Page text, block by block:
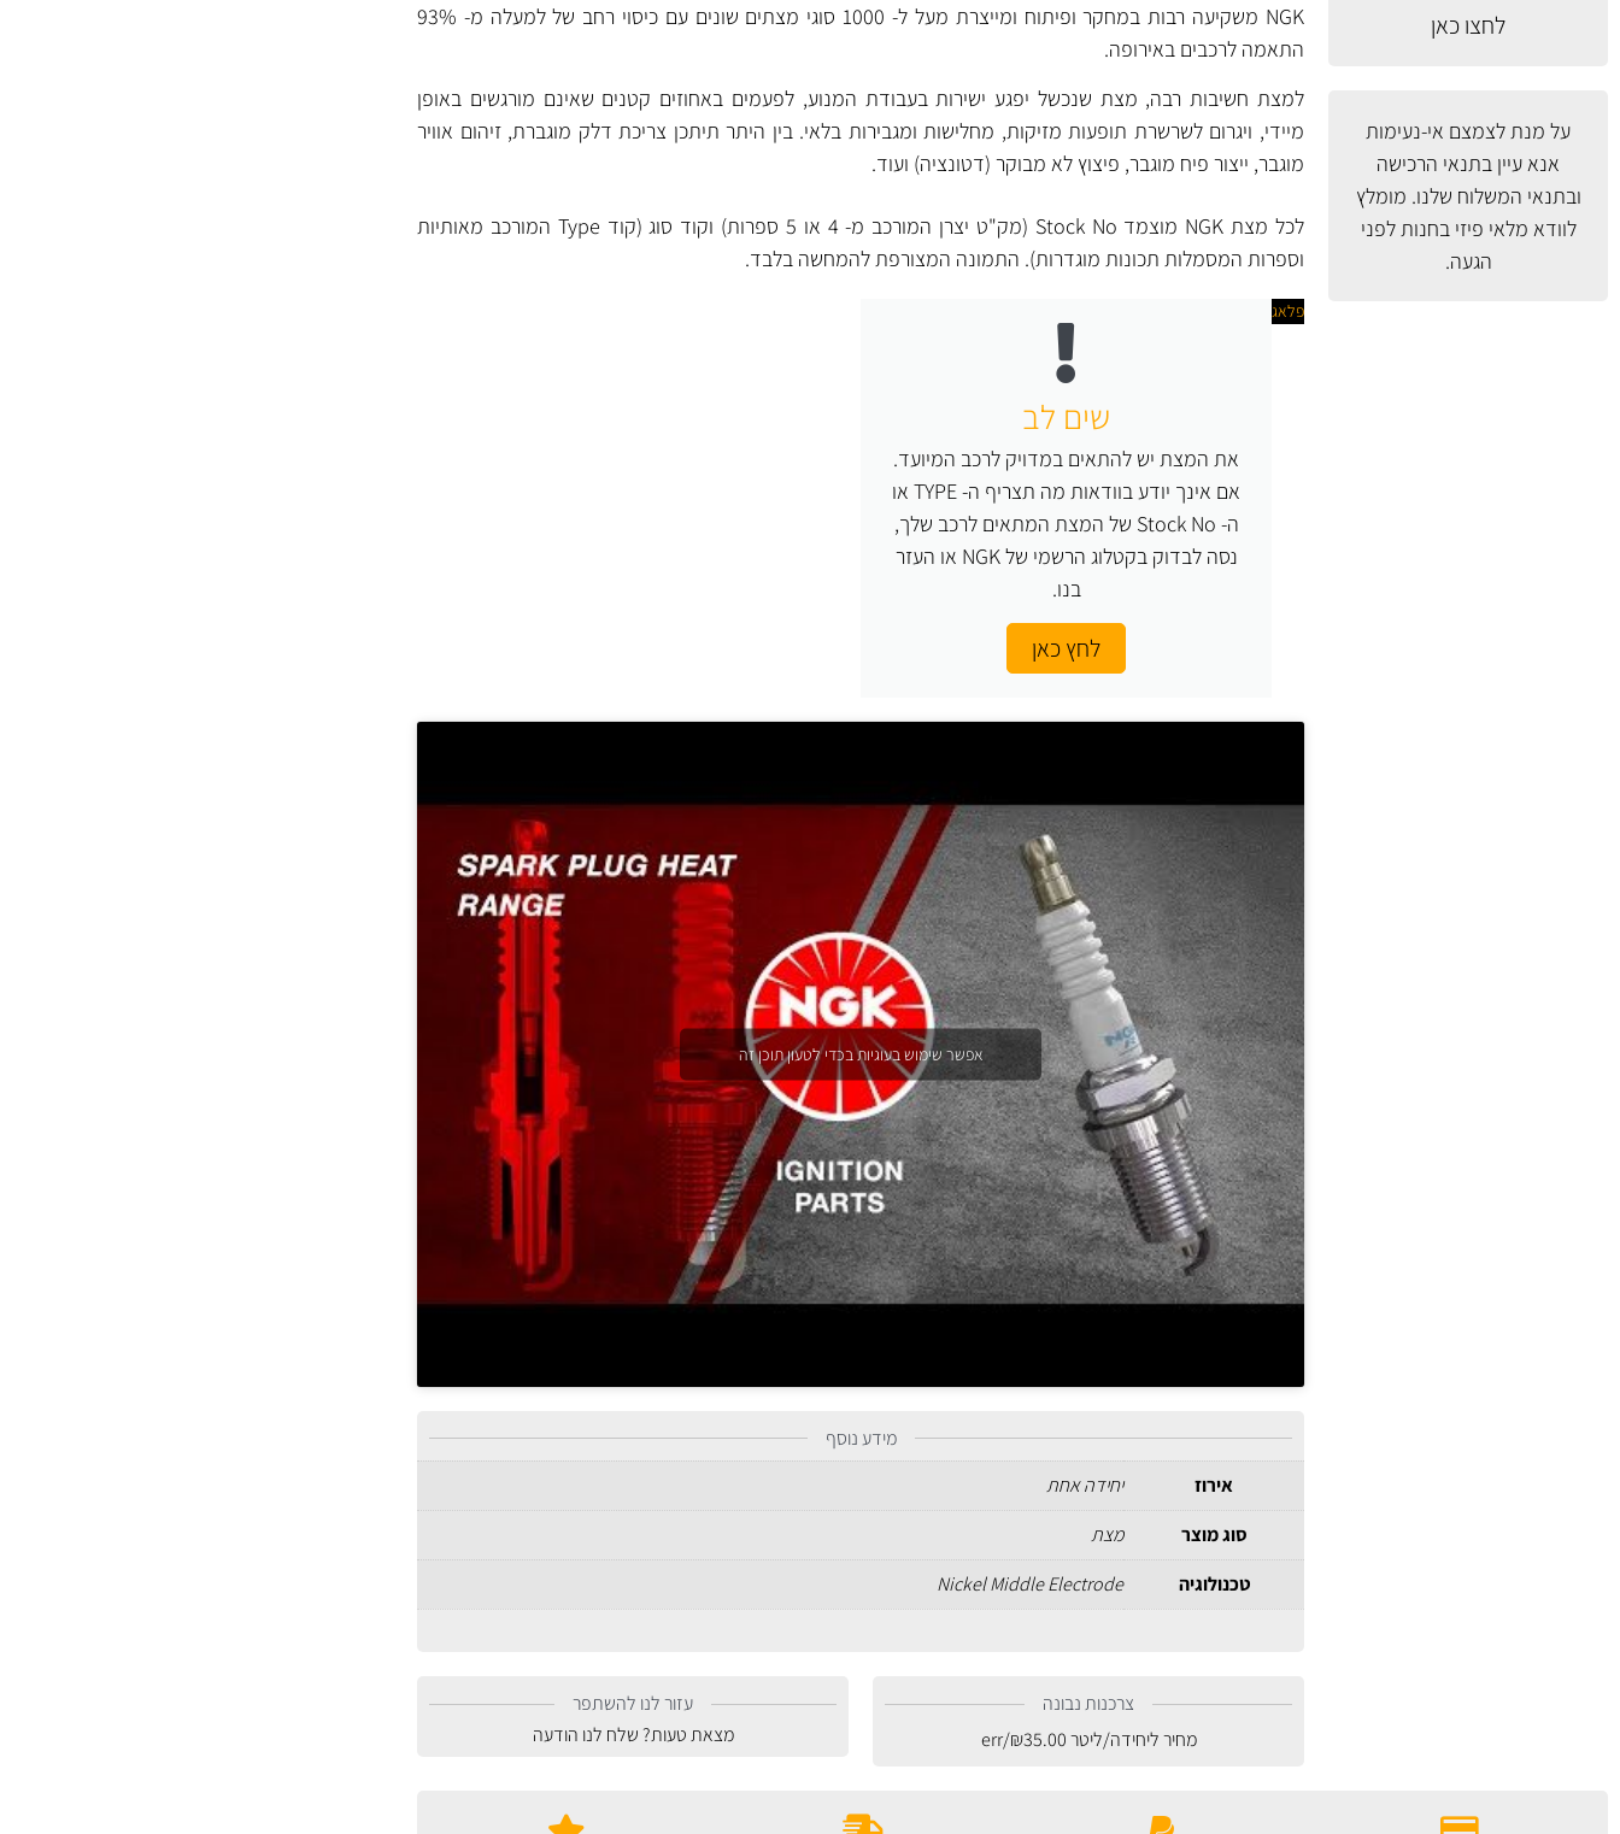
לחצו כאן
על מנת לצמצם אי-נעימות
אנא עיין בתנאי הרכישה
ובתנאי המשלוח שלנו. מומלץ
לוודא מלאי פיזי בחנות לפני
הגעה.
NGK משקיעה רבות במחקר ופיתוח ומייצרת מעל ל- 1000 סוגי מצתים שונים עם כיסוי רחב של למעלה מ- 93%
התאמה לרכבים באירופה.
למצת חשיבות רבה, מצת שנכשל יפגע ישירות בעבודת המנוע, לפעמים באחוזים קטנים שאינם מורגשים באופן
מיידי, ויגרום לשרשרת תופעות מזיקות, מחלישות ומגבירות בלאי. בין היתר תיתכן צריכת דלק מוגברת, זיהום אוויר
מוגבר, ייצור פיח מוגבר, פיצוץ לא מבוקר (דטונציה) ועוד.
לכל מצת NGK מוצמד Stock No (מק"ט יצרן המורכב מ- 4 או 5 ספרות) וקוד סוג (קוד Type המורכב מאותיות
וספרות המסמלות תכונות מוגדרות). התמונה המצורפת להמחשה בלבד.
שים לב
את המצת יש להתאים במדויק לרכב המיועד.
אם אינך יודע בוודאות מה תצריף ה- TYPE או
ה- Stock No של המצת המתאים לרכב שלך,
נסה לבדוק בקטלוג הרשמי של NGK או העזר
בנו.
לחץ כאן
פלאג
אפשר שימוש בעוגיות בכדי לטעון תוכן זה
מידע נוסף
אירוז
יחידה אחת
סוג מוצר
מצת
טכנולוגיה
Nickel Middle Electrode
צרכנות נבונה
מחיר ליחידה/ליטר
₪35.00
/err
עזור לנו להשתפר
מצאת טעות? שלח לנו הודעה